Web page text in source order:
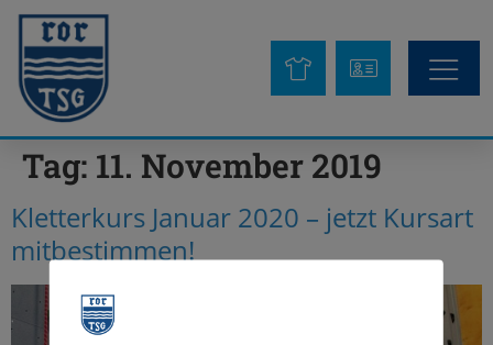
Tag: 11. November 2019
Kletterkurs Januar 2020 – jetzt Kursart
mitbestimmen!